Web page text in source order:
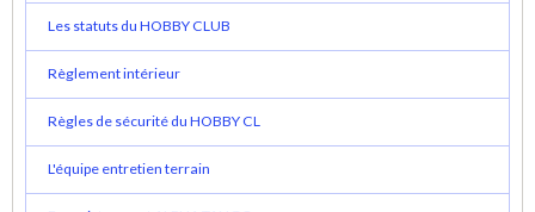
Les statuts du HOBBY CLUB
Règlement intérieur
Règles de sécurité du HOBBY CL
L'équipe entretien terrain